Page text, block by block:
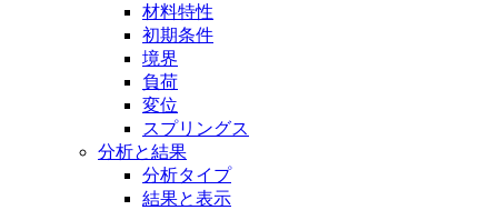
材料特性
初期条件
境界
負荷
変位
スプリングス
分析と結果
分析タイプ
結果と表示